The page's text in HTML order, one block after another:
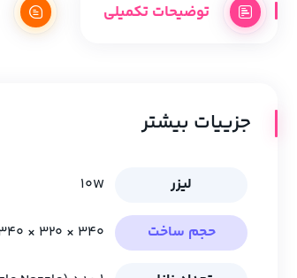
توضیحات تکمیلی
جزییات بیشتر
لیزر 10W
حجم ساخت 340 × 320 × 340 mm